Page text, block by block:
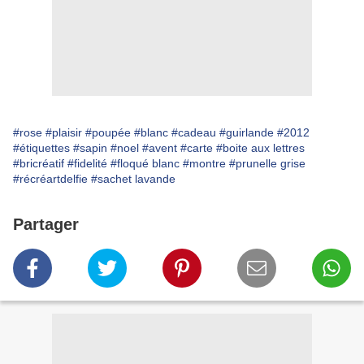
#rose #plaisir #poupée #blanc #cadeau #guirlande #2012
#étiquettes #sapin #noel #avent #carte #boite aux lettres
#bricréatif #fidelité #floqué blanc #montre #prunelle grise
#récréartdelfie #sachet lavande
Partager